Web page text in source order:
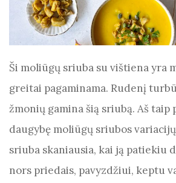
Ši moliūgų sriuba su vištiena yra
greitai pagaminama. Rudenį
žmonių gamina šią sriubą. Aš taip
daugybę moliūgų sriubos
sriuba skaniausia, kai ją patiekiu
nors priedais, pavyzdžiui, keptu